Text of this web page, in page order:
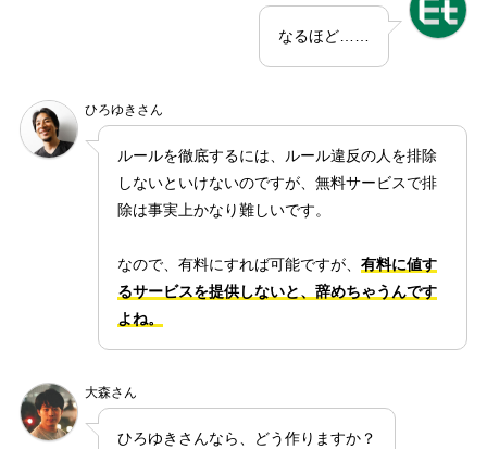
なるほど……
ひろゆきさん
ルールを徹底するには、ルール違反の人を排除
しないといけないのですが、無料サービスで排
除は事実上かなり難しいです。
なので、有料にすれば可能ですが、 有料に値す
るサービスを提供しないと、辞めちゃうんです
よね。
大森さん
ひろゆきさんなら、どう作りますか？